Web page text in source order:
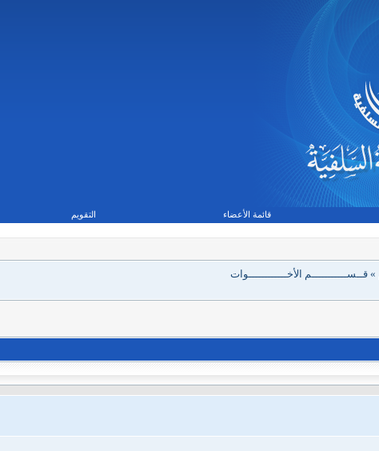
قائمة الأعضاء التقويم
» قــســـــــــــم الأخــــــــــــوات